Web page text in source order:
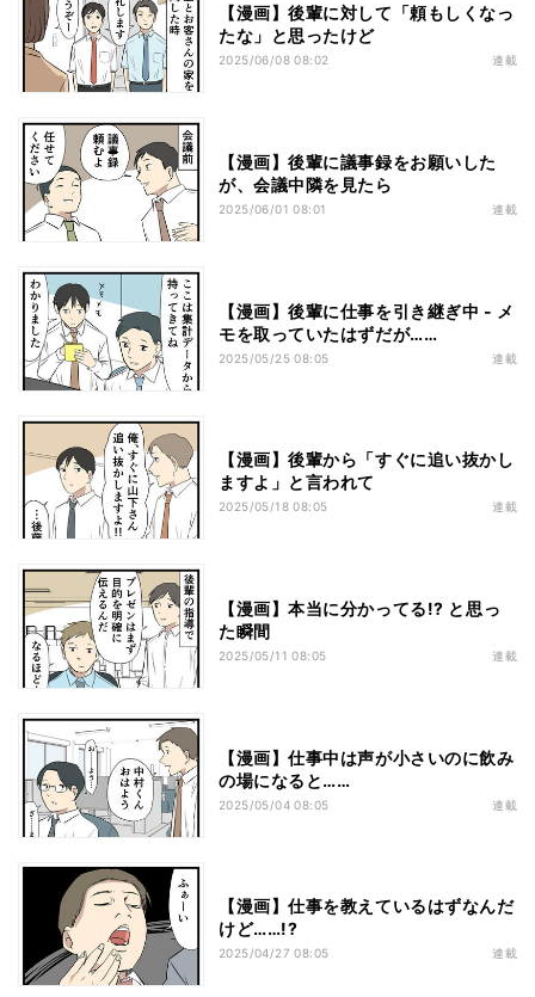
【漫画】後輩に対して「頼もしくなっ
たな」と思ったけど
2025/06/08 08:02 連載
【漫画】後輩に議事録をお願いした
が、会議中隣を見たら
2025/06/01 08:01 連載
【漫画】後輩に仕事を引き継ぎ中 - メ
モを取っていたはずだが……
2025/05/25 08:05 連載
【漫画】後輩から「すぐに追い抜かし
ますよ」と言われて
2025/05/18 08:05 連載
【漫画】本当に分かってる!? と思っ
た瞬間
2025/05/11 08:05 連載
【漫画】仕事中は声が小さいのに飲み
の場になると……
2025/05/04 08:05 連載
【漫画】仕事を教えているはずなんだ
けど……!?
2025/04/27 08:05 連載